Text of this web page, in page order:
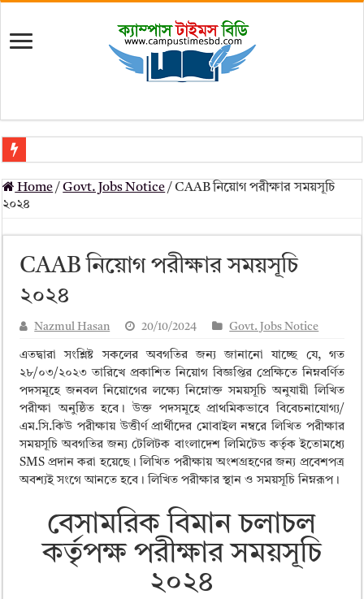
মৎস্য অধিদপ্তর (dof) নিয়োগ বিজ্ঞপ্তি ২০২৬
প্রাথমিক সহকারী শিক্ষক নিয়োগ পরীক্ষার চূড়ান্ত ফলাফল 2026 – Dpe gov bd
Primary Assistant Teacher Result 2026 | dpe.gov.bd result
primary viva result 2026 pdf download – dpe viva result
www dpe gov bd result 2026 pdf
ময়মনসিংহ বোর্ড এইচএসসি রেজাল্ট ২০২৫ – HSC Result 2025 Mymensingh
দিনাজপুর বোর্ড এইচএসসি রেজাল্ট ২০২৫ – HSC Result 2025 Dinajpur Board
সিলেট বোর্ড এইচএসসি রেজাল্ট ২০২৫ – HSC Result 2025 Sylhet Board
Home / Govt. Jobs Notice / CAAB নিয়োগ পরীক্ষার সময়সূচি
২০২৪
CAAB নিয়োগ পরীক্ষার সময়সূচি
২০২৪
Nazmul Hasan 20/10/2024 Govt. Jobs Notice
এতদ্বারা সংশ্লিষ্ট সকলের অবগতির জন্য জানানো যাচ্ছে যে, গত
২৮/০৩/২০২৩ তারিখে প্রকাশিত নিয়োগ বিজ্ঞপ্তির প্রেক্ষিতে নিম্নবর্ণিত
পদসমূহে জনবল নিয়োগের লক্ষ্যে নিম্নোক্ত সময়সূচি অনুযায়ী লিখিত
পরীক্ষা অনুষ্ঠিত হবে। উক্ত পদসমূহে প্রাথমিকভাবে বিবেচনাযোগ্য/
এম.সি.কিউ পরীক্ষায় উত্তীর্ণ প্রার্থীদের মোবাইল নম্বরে লিখিত পরীক্ষার
সময়সূচি অবগতির জন্য টেলিটক বাংলাদেশ লিমিটেড কর্তৃক ইতোমধ্যে
SMS প্রদান করা হয়েছে। লিখিত পরীক্ষায় অংশগ্রহণের জন্য প্রবেশপত্র
অবশ্যই সংগে আনতে হবে। লিখিত পরীক্ষার স্থান ও সময়সূচি নিম্নরূপ।
বেসামরিক বিমান চলাচল
কর্তৃপক্ষ পরীক্ষার সময়সূচি
২০২৪